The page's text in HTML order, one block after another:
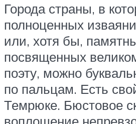
Города страны, в
полноценных
или, хотя бы,
посвященных
поэту, можно
по пальцам. Есть
Темрюке. Бюстовое